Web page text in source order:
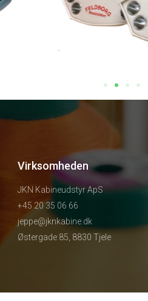
Virksomheden
JKN Kabineudstyr ApS
+45 20 35 06 66
jeppe@jknkabine.dk
Østergade 85, 8830 Tjele